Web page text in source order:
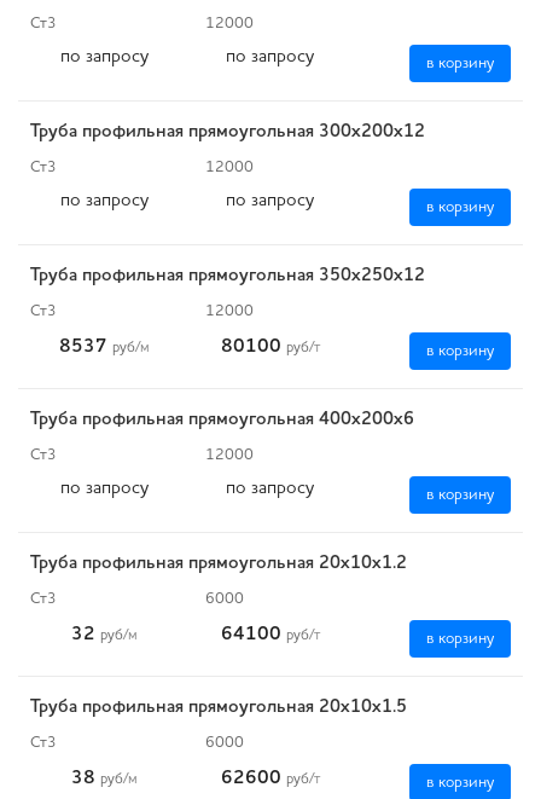
Ст3 12000
по запросу по запросу в корзину
Труба профильная прямоугольная 300х200х12
Ст3 12000
по запросу по запросу в корзину
Труба профильная прямоугольная 350х250х12
Ст3 12000
8537 руб/м 80100 руб/т в корзину
Труба профильная прямоугольная 400х200х6
Ст3 12000
по запросу по запросу в корзину
Труба профильная прямоугольная 20х10х1.2
Ст3 6000
32 руб/м 64100 руб/т в корзину
Труба профильная прямоугольная 20х10х1.5
Ст3 6000
38 руб/м 62600 руб/т в корзину